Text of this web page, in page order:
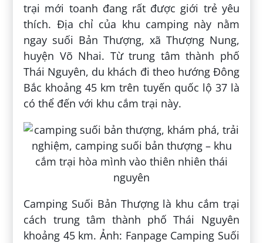
trại mới toanh đang rất được giới trẻ yêu
thích. Địa chỉ của khu camping này nằm
ngay suối Bản Thượng, xã Thượng Nung,
huyện Võ Nhai. Từ trung tâm thành phố
Thái Nguyên, du khách đi theo hướng Đông
Bắc khoảng 45 km trên tuyến quốc lộ 37 là
có thể đến với khu cắm trại này.
Camping Suối Bản Thượng là khu cắm trại
cách trung tâm thành phố Thái Nguyên
khoảng 45 km. Ảnh: Fanpage Camping Suối